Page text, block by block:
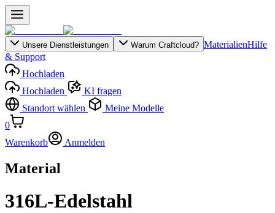
Unsere Dienstleistungen Warum Craftcloud? MaterialienHilfe
& Support
Hochladen
Hochladen
KI fragen
Standort wählen
Meine Modelle
0
Warenkorb
Anmelden
Material
316L-Edelstahl